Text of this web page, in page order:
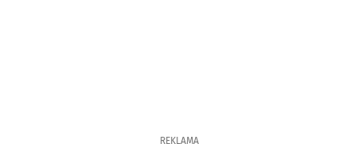
REKLAMA